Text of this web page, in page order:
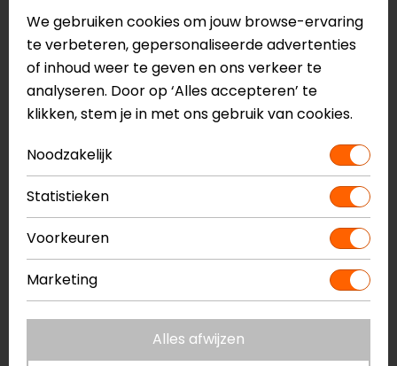
Meerdere luchtuitlaten
Beroemde rode vergrendelclips
Uitneembare en wasbare binnenvoering
Sneldrogende antibacteriële binnenvoering
Geschikt voor brildragers
Voorbereid voor communicatiesysteem
Optimale ventilatie
Meer informatie nodig?
Heb je meer informatie nodig over dit product?
Neem dancontact
met ons op of kom langs in één
vanonze winkelsin Breda, Capelle aan den IJssel,
Eindhoven, Vianen of Apeldoorn. In de winkels kun je
het product bekijken & passen en staan onze
verkoopmedewerkers voor je klaar met advies.
systeemhelmen.
We gebruiken cookies om jouw browse-ervaring
te verbeteren, gepersonaliseerde advertenties
of inhoud weer te geven en ons verkeer te
analyseren. Door op ‘Alles accepteren’ te
klikken, stem je in met ons gebruik van cookies.
Noodzakelijk
Statistieken
Voorkeuren
Marketing
Alles afwijzen